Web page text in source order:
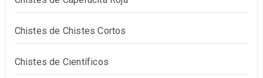
Chistes de Chistes Cortos
Chistes de Científicos